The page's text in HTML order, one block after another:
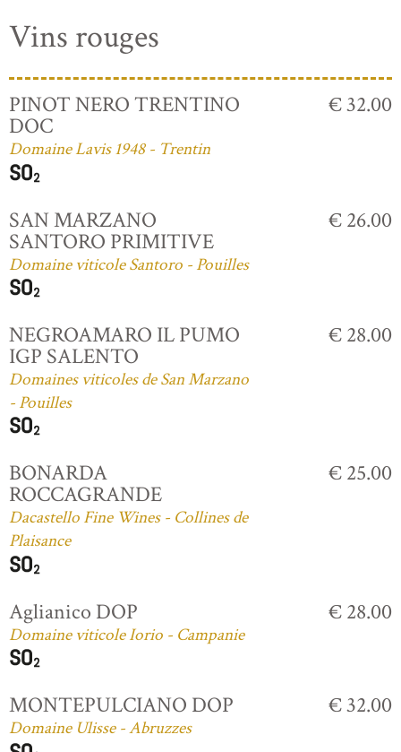
Vins rouges
PINOT NERO TRENTINO
DOC
Domaine Lavis 1948 - Trentin
€ 32.00
SAN MARZANO
SANTORO PRIMITIVE
Domaine viticole Santoro - Pouilles
€ 26.00
NEGROAMARO IL PUMO
IGP SALENTO
Domaines viticoles de San Marzano
- Pouilles
€ 28.00
BONARDA
ROCCAGRANDE
Dacastello Fine Wines - Collines de
Plaisance
€ 25.00
Aglianico DOP
Domaine viticole Iorio - Campanie
€ 28.00
MONTEPULCIANO DOP
Domaine Ulisse - Abruzzes
€ 32.00